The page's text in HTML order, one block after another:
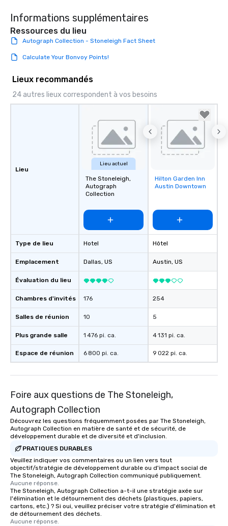
Informations supplémentaires
Ressources du lieu
Autograph Collection - Stoneleigh Fact Sheet
Calculate Your Bonvoy Points!
Lieux recommandés
24 autres lieux correspondent à vos besoins
Lieu
Type de lieu
Emplacement
Évaluation du lieu
Chambres d'invités
Salles de réunion
Plus grande salle
Espace de réunion
Lieu actuel
The Stoneleigh,
Autograph
Collection
Hotel
Dallas, US
176
10
1 476 pi. ca.
6 800 pi. ca.
Removed from
favorites
Hilton Garden Inn
Austin Downtown
Hôtel
Austin, US
254
5
4 131 pi. ca.
9 022 pi. ca.
Foire aux questions de The Stoneleigh,
Autograph Collection
Découvrez les questions fréquemment posées par The Stoneleigh,
Autograph Collection en matière de santé et de sécurité, de
développement durable et de diversité et d'inclusion.
PRATIQUES DURABLES
Veuillez indiquer vos commentaires ou un lien vers tout
objectif/stratégie de développement durable ou d'impact social de
The Stoneleigh, Autograph Collection communiqué publiquement.
Aucune réponse.
The Stoneleigh, Autograph Collection a-t-il une stratégie axée sur
l'élimination et le détournement des déchets (plastiques, papiers,
cartons, etc.) ? Si oui, veuillez préciser votre stratégie d'élimination et
de détournement des déchets.
Aucune réponse.